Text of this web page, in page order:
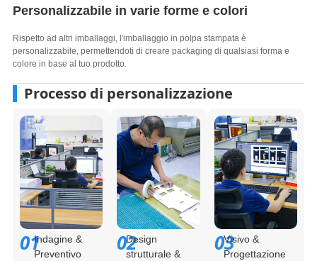
Personalizzabile in varie forme e colori
Rispetto ad altri imballaggi, l'imballaggio in polpa stampata è
personalizzabile, permettendoti di creare packaging di qualsiasi forma e
colore in base al tuo prodotto.
Processo di personalizzazione
01Indagine &
Preventivo
02Design
strutturale &
03Visivo &
Progettazione